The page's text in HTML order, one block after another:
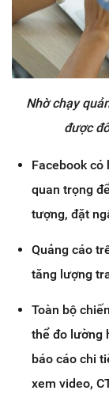
Nhờ chạy
được
Facebook
quan trọng
tượng, đặt
Quảng cáo
tăng lượng
Toàn bộ
thể đo lường
báo cáo chi
xem video,